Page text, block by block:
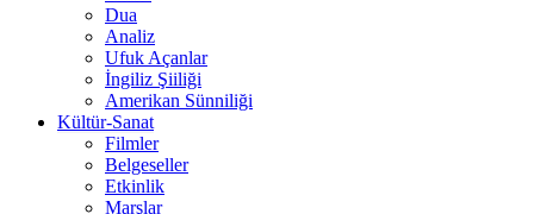
Dua
Analiz
Ufuk Açanlar
İngiliz Şiiliği
Amerikan Sünniliği
Kültür-Sanat
Filmler
Belgeseller
Etkinlik
Marşlar